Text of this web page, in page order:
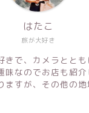
旅が大好き
はたこ
きで、カメラとと
味なのでお店も紹
ますが、その他の